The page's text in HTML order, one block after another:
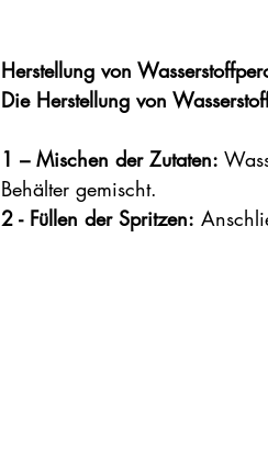
Herstellung von
Die Herstellung von
1 – Mischen der Zutaten:
Behälter gemischt.
2 - Füllen der Spritzen: